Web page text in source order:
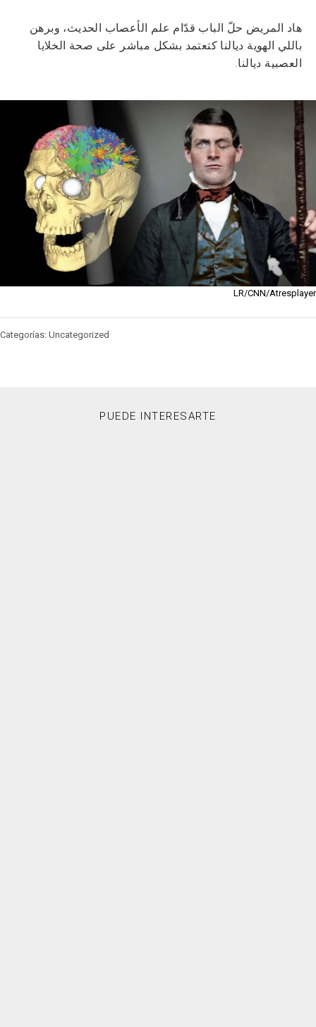
هاد المريض حلّ الباب قدّام علم الأعصاب الحديث، وبرهن
باللي الهوية ديالنا كتعتمد بشكل مباشر على صحة الخلايا
العصبية ديالنا.
LR/CNN/Atresplayer
Categorías: Uncategorized
PUEDE INTERESARTE